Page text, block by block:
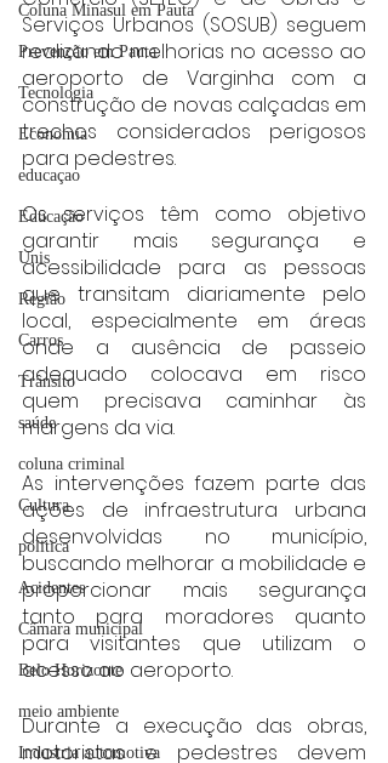
Coluna Minasul em Pauta
Prevenção em Pauta
Tecnologia
Economia
educaçao
Educação
Unis
Região
Carros
Trânsito
saúde
coluna criminal
Cultura
politica
Acidentes
Câmara municipal
Belo Horizonte
meio ambiente
Industria automotiva
Serviços Urbanos (SOSUB) seguem
realizando melhorias no acesso ao
aeroporto de Varginha com a
construção de novas calçadas em
trechos considerados perigosos
para pedestres.
Os serviços têm como objetivo
garantir mais segurança e
acessibilidade para as pessoas
que transitam diariamente pelo
local, especialmente em áreas
onde a ausência de passeio
adequado colocava em risco
quem precisava caminhar às
margens da via.
As intervenções fazem parte das
ações de infraestrutura urbana
desenvolvidas no município,
buscando melhorar a mobilidade e
proporcionar mais segurança
tanto para moradores quanto
para visitantes que utilizam o
acesso ao aeroporto.
Durante a execução das obras,
motoristas e pedestres devem